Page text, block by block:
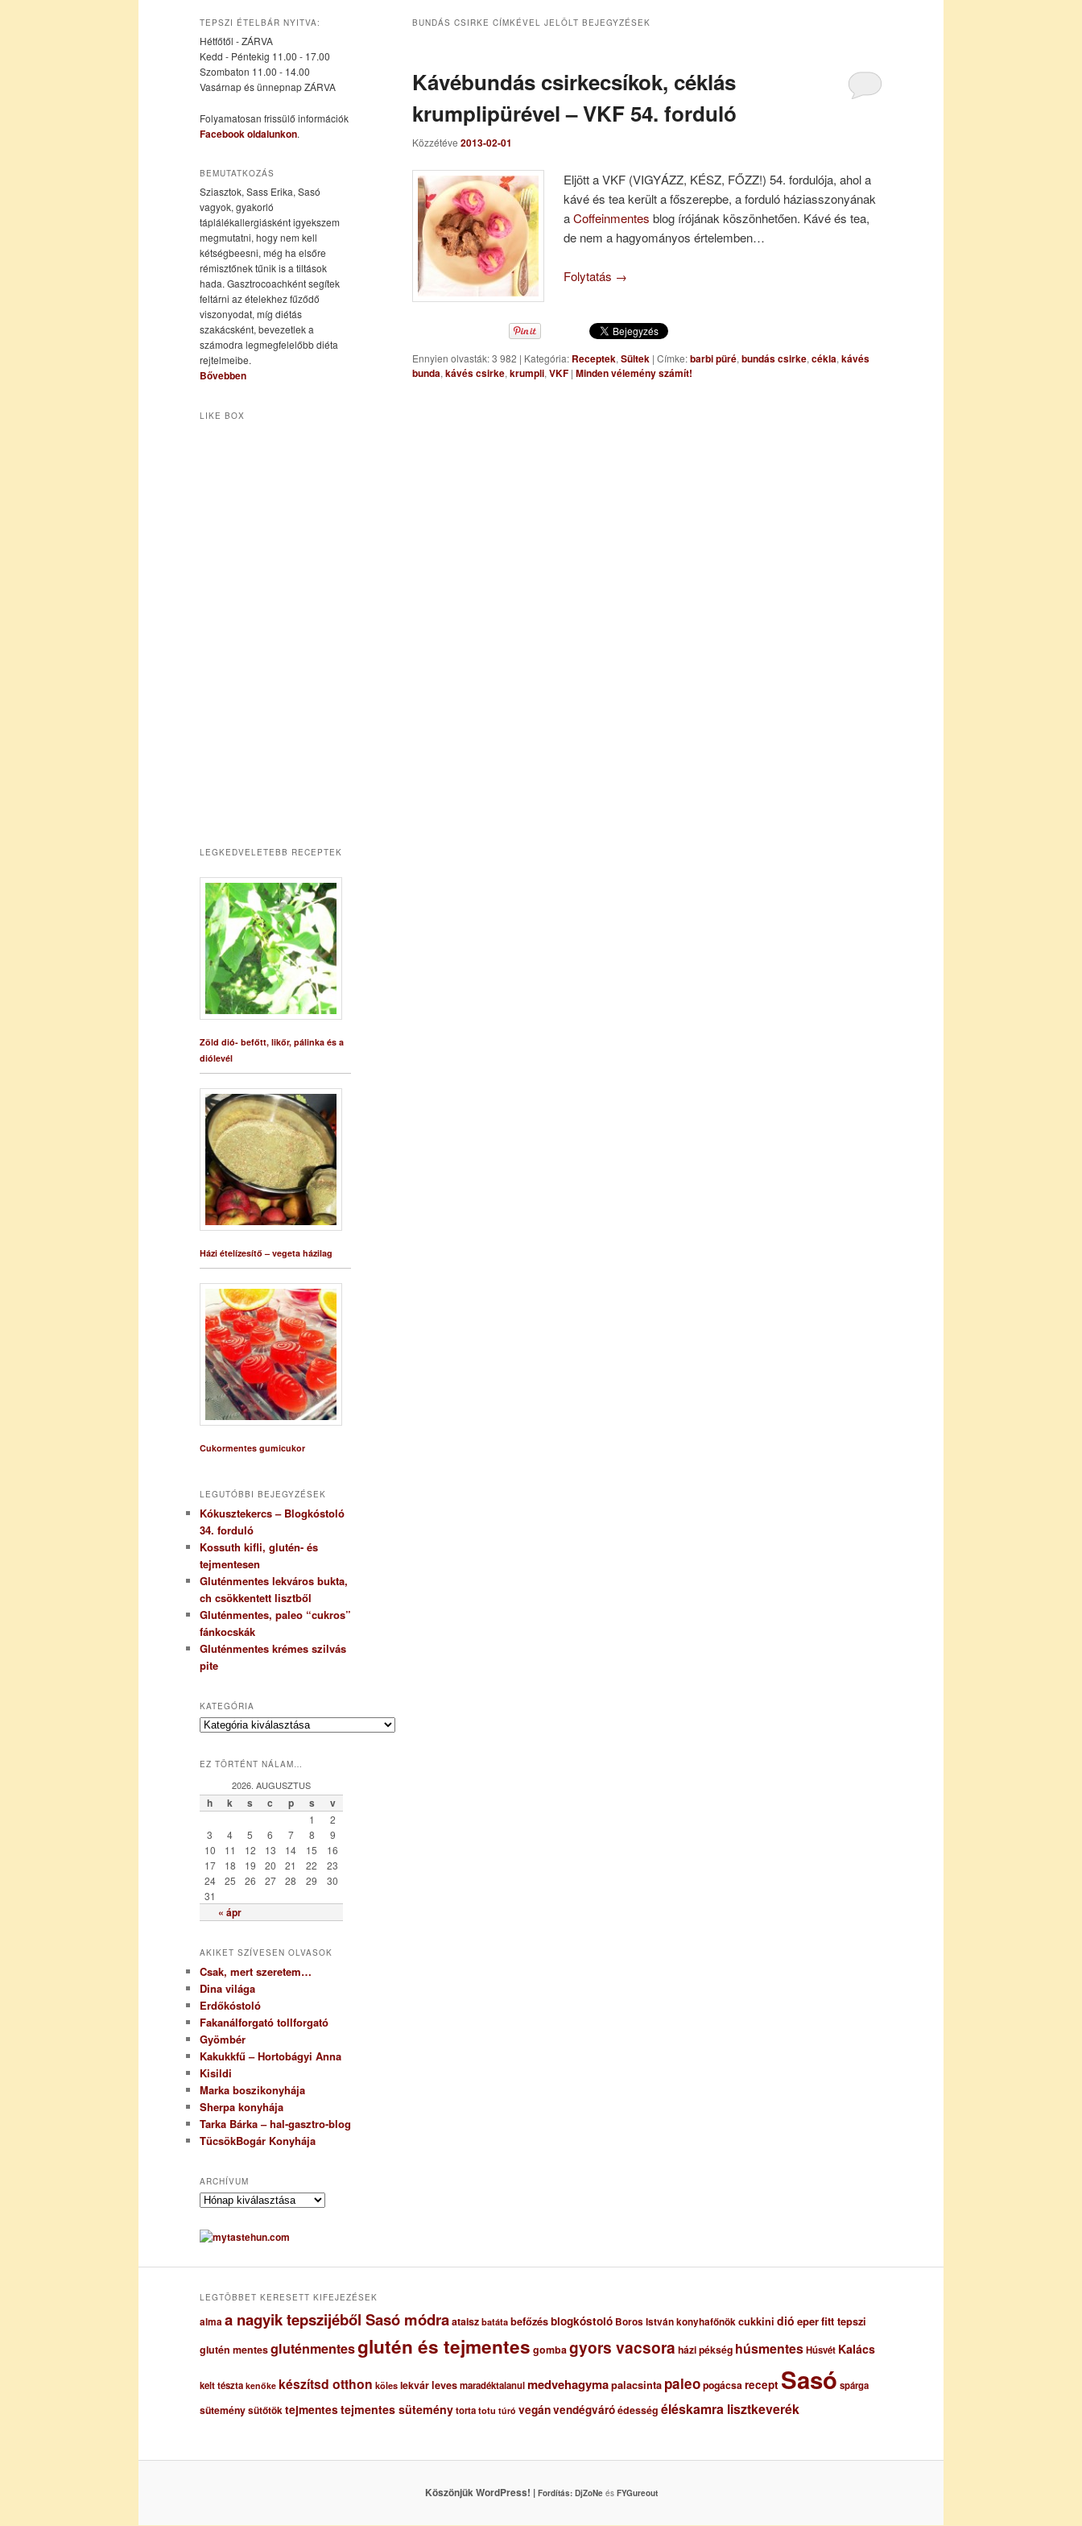
elsődleges
tartalomra
másodlagos
tartalomra
BUNDÁS CSIRKE CÍMKÉVEL JELÖLT BEJEGYZÉSEK
Kávébundás csirkecsíkok, céklás
krumplipürével – VKF 54. forduló
Közzétéve 2013-02-01
Eljött a VKF (VIGYÁZZ, KÉSZ, FŐZZ!) 54. fordulója, ahol a
kávé és tea került a főszerepbe, a forduló háziasszonyának
aCoffeinmentes blog írójának köszönhetően. Kávé és tea,
de nem a hagyományos értelemben…
Folytatás →
Ennyien olvasták: 3 982 | Kategória: Receptek, Sültek | Címke:barbi püré, bundás csirke, cékla, kávés
bunda, kávés csirke, krumpli, VKF | Minden vélemény számít!
TEPSZI ÉTELBÁR NYITVA:
Hétfőtől - ZÁRVA
Kedd - Péntekig 11.00 - 17.00
Szombaton 11.00 - 14.00
Vasárnap és ünnepnap ZÁRVA
Folyamatosan frissülő információk
Facebook oldalunkon.
BEMUTATKOZÁS
Sziasztok, Sass Erika, Sasó
vagyok, gyakorló
táplálékallergiásként igyekszem
megmutatni, hogy nem kell
kétségbeesni, még ha elsőre
rémisztőnek tűnik is a tiltások
hada. Gasztrocoachként segítek
feltárni az ételekhez fűződő
viszonyodat, míg diétás
szakácsként, bevezetlek a
számodra legmegfelelőbb diéta
rejtelmeibe.
Bővebben
LIKE BOX
LEGKEDVELETEBB RECEPTEK
Zöld dió- befőtt, likőr, pálinka és a
diólevél
Házi ételízesítő – vegeta házilag
Cukormentes gumicukor
LEGUTÓBBI BEJEGYZÉSEK
Kókusztekercs – Blogkóstoló
34. forduló
Kossuth kifli, glutén- és
tejmentesen
Gluténmentes lekváros bukta,
ch csökkentett lisztből
Gluténmentes, paleo “cukros”
fánkocskák
Gluténmentes krémes szilvás
pite
KATEGÓRIA
K
e
r
EZ TÖRTÉNT NÁLAM…
2026. AUGUSZTUS
h k s c p s v
« ápr
1
2
3
4 5 6 7 8
9
10
11 12 13 14 15
16
17
18 19 20 21 22
23
24
25 26 27 28 29
30
31
AKIKET SZÍVESEN OLVASOK
Csak, mert szeretem…
Dina világa
Erdőkóstoló
Fakanálforgató tollforgató
Gyömbér
Kakukkfű – Hortobágyi Anna
Kisildi
Marka boszikonyhája
Sherpa konyhája
Tarka Bárka – hal-gasztro-blog
TücsökBogár Konyhája
ARCHÍVUM
A
c
h
uLEGTÖBBET KERESETT KIFEJEZÉSEK
almaa nagyik tepszijéből Sasó módraataisz batáta befőzésblogkóstoló Boros István konyhafőnökcukkini dió eperfitt tepszi
glutén mentesgluténmentesglutén és tejmentes gombagyors vacsora házi pékség húsmentesHúsvét Kalács
kelt tészta kenőke készítsd otthon köles lekvárlevesmaradéktalanulmedvehagymapalacsinta paleopogácsarecept Sasó spárga
süteménysütőtöktejmentestejmentes süteménytorta totu túró vegánvendégváróédesség éléskamra lisztkeverék
Köszönjük WordPress! | Fordítás: DjZoNeés FYGureout